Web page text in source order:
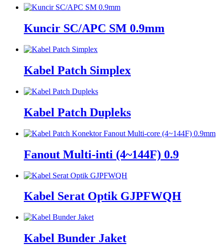
Kuncir SC/APC SM 0.9mm
Kabel Patch Simplex
Kabel Patch Dupleks
Fanout Multi-inti (4~144F) 0.9
Kabel Serat Optik GJPFWQH
Kabel Bunder Jaket